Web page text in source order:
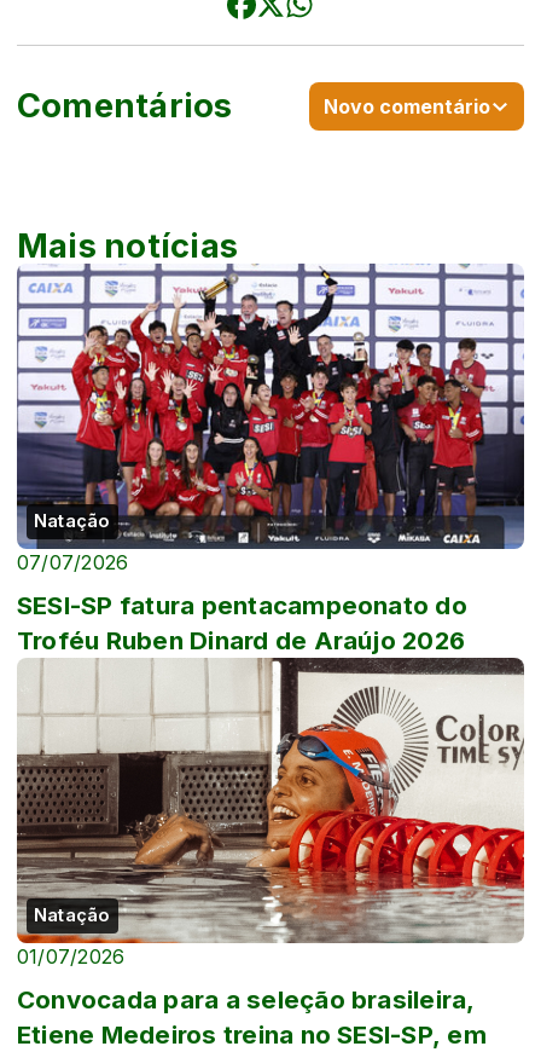
Comentários Novo comentário
Mais notícias
Natação
07/07/2026
SESI-SP fatura pentacampeonato do
Troféu Ruben Dinard de Araújo 2026
Natação
01/07/2026
Convocada para a seleção brasileira,
Etiene Medeiros treina no SESI-SP, em